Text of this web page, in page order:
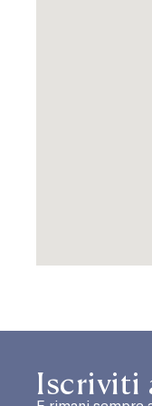
Iscriviti